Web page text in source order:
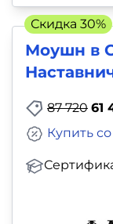
Моушн в
87 720 61
Купить
Скидка 30%